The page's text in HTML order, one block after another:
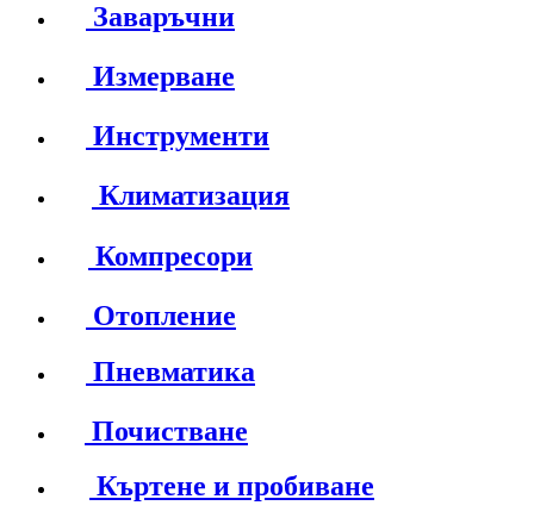
Заваръчни
Измерване
Инструменти
Климатизация
Компресори
Отопление
Пневматика
Почистване
Къртене и пробиване